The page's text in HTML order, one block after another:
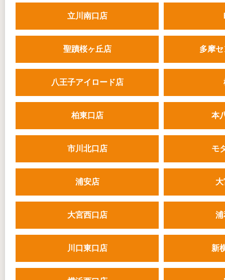
立川南口店
聖蹟桜ヶ丘店 多摩
八王子アイロード店
柏東口店 本
市川北口店 モ
浦安店
大宮西口店 浦
川口東口店 新